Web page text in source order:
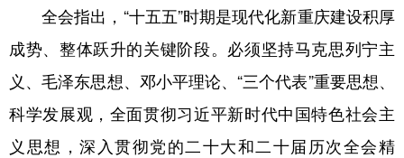
全会指出，“十五五”时期是现代化新重庆建设积厚
成势、整体跃升的关键阶段。必须坚持马克思列宁主
义、毛泽东思想、邓小平理论、“三个代表”重要思想、
科学发展观，全面贯彻习近平新时代中国特色社会主
义思想，深入贯彻党的二十大和二十届历次全会精